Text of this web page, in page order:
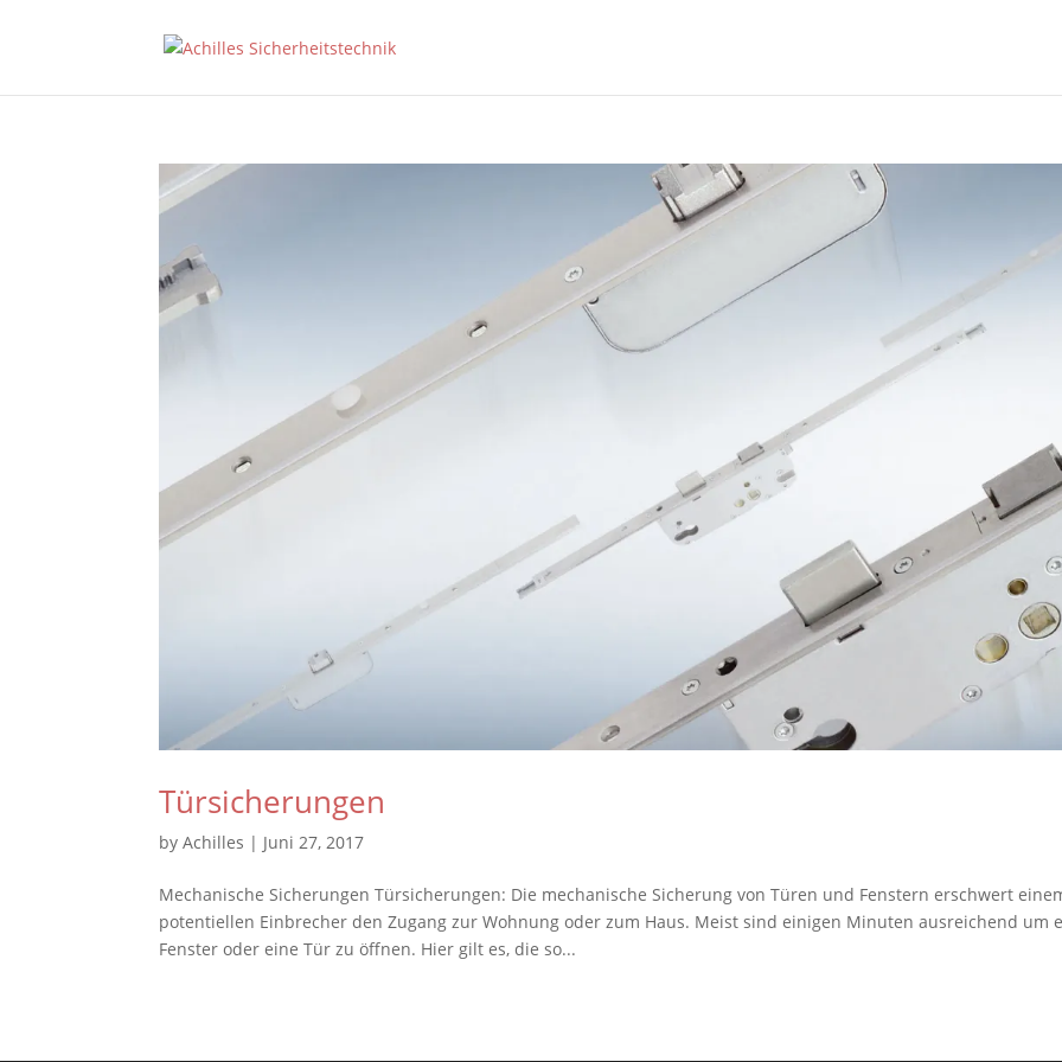
Türsicherungen
byAchilles | Juni 27, 2017
Mechanische Sicherungen Türsicherungen: Die mechanische Sicherung von Türen und Fenstern erschwert
potentiellen Einbrecher den Zugang zur Wohnung oder zum Haus. Meist sind einigen Minuten ausreichend um
Fenster oder eine Tür zu öffnen. Hier gilt es, die so...